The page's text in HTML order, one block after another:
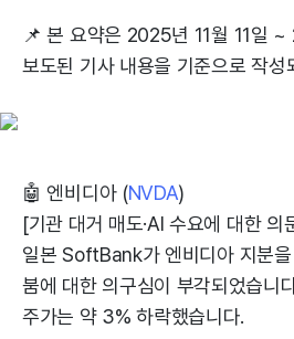
📌 본 요약은 2025년 11월 11일 ~
보도된 기사 내용을 기준으로 작성
🤖 엔비디아 (NVDA)
[기관 대거 매도·AI 수요에 대한 의
일본 SoftBank가 엔비디아 지분
붐에 대한 의구심이 부각되었습니
주가는 약 3% 하락했습니다.